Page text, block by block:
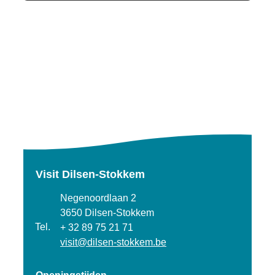
Visit Dilsen-Stokkem
Negenoordlaan 2
,3650 Dilsen-Stokkem
Tel.
+ 32 89 75 21 71
E-mailvisit@dilsen-stokkem.be